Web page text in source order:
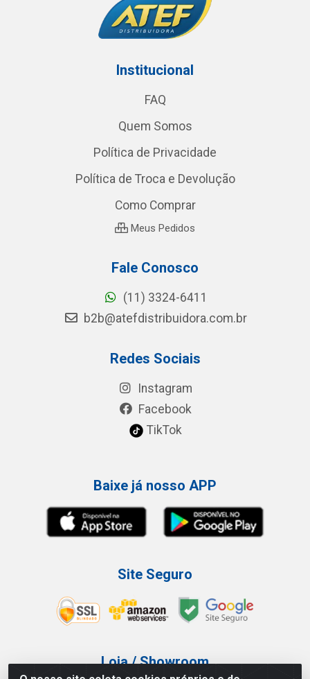
Institucional
FAQ
Quem Somos
Política de Privacidade
Política de Troca e Devolução
Como Comprar
Meus Pedidos
Fale Conosco
(11) 3324-6411
b2b@atefdistribuidora.com.br
Redes Sociais
Instagram
Facebook
TikTok
Baixe já nosso APP
Site Seguro
Loja / Showroom